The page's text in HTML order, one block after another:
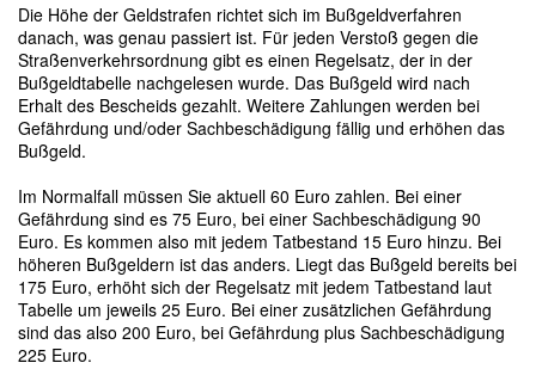
Die Höhe der Geldstrafen richtet sich im Bußgeldverfahren
danach, was genau passiert ist. Für jeden Verstoß gegen die
Straßenverkehrsordnung gibt es einen Regelsatz, der in der
Bußgeldtabelle nachgelesen wurde. Das Bußgeld wird nach
Erhalt des Bescheids gezahlt. Weitere Zahlungen werden bei
Gefährdung und/oder Sachbeschädigung fällig und erhöhen das
Bußgeld.
Im Normalfall müssen Sie aktuell 60 Euro zahlen. Bei einer
Gefährdung sind es 75 Euro, bei einer Sachbeschädigung 90
Euro. Es kommen also mit jedem Tatbestand 15 Euro hinzu. Bei
höheren Bußgeldern ist das anders. Liegt das Bußgeld bereits bei
175 Euro, erhöht sich der Regelsatz mit jedem Tatbestand laut
Tabelle um jeweils 25 Euro. Bei einer zusätzlichen Gefährdung
sind das also 200 Euro, bei Gefährdung plus Sachbeschädigung
225 Euro.